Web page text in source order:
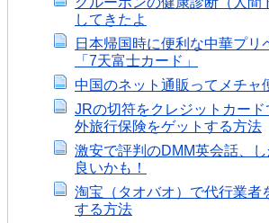
してきたよ
日本帰国時に便利な中華プリ
「7天富士カード」
中国のネット通販ってメチャ
JRの切符をクレジットカー
外旅行保険をゲットする方法
激安で評判のDMM英会話、
良いかも！
淘宝（タオバオ）で代行業者
する方法